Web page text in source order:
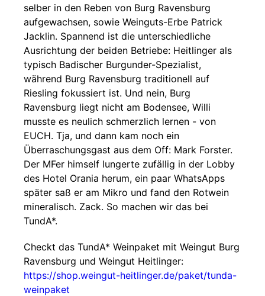
selber in den Reben von Burg Ravensburg
aufgewachsen, sowie Weinguts-Erbe Patrick
Jacklin. Spannend ist die unterschiedliche
Ausrichtung der beiden Betriebe: Heitlinger als
typisch Badischer Burgunder-Spezialist,
während Burg Ravensburg traditionell auf
Riesling fokussiert ist. Und nein, Burg
Ravensburg liegt nicht am Bodensee, Willi
musste es neulich schmerzlich lernen - von
EUCH. Tja, und dann kam noch ein
Überraschungsgast aus dem Off: Mark Forster.
Der MFer himself lungerte zufällig in der Lobby
des Hotel Orania herum, ein paar WhatsApps
später saß er am Mikro und fand den Rotwein
mineralisch. Zack. So machen wir das bei
TundA*.
Checkt das TundA* Weinpaket mit Weingut Burg
Ravensburg und Weingut Heitlinger:
https://shop.weingut-heitlinger.de/paket/tunda-
weinpaket